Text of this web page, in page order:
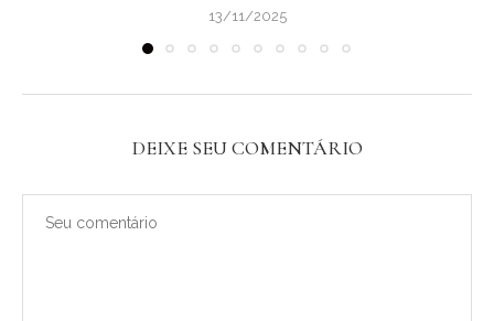
13/11/2025
DEIXE SEU COMENTÁRIO